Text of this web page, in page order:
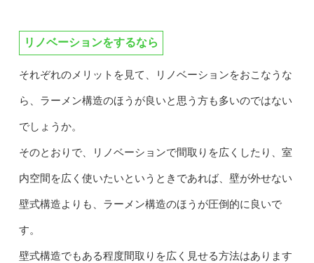
リノベーションをするなら
それぞれのメリットを見て、リノベーションをおこなうな
ら、ラーメン構造のほうが良いと思う方も多いのではない
でしょうか。
そのとおりで、リノベーションで間取りを広くしたり、室
内空間を広く使いたいというときであれば、壁が外せない
壁式構造よりも、ラーメン構造のほうが圧倒的に良いで
す。
壁式構造でもある程度間取りを広く見せる方法はあります